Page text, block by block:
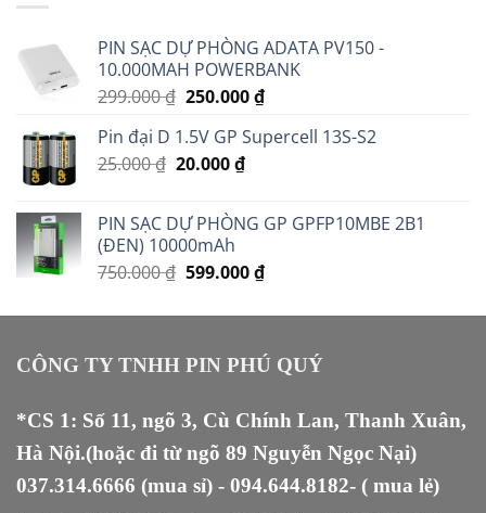
PIN SẠC DỰ PHÒNG ADATA PV150 -
10.000MAH POWERBANK
299.000₫ Giá
là:
299.000 ₫.
250.000₫Giá
tại
Pin đại D 1.5V GP Supercell 13S-S2
25.000₫ Giá
25.000 ₫.
20.000₫Giá
là:
PIN SẠC DỰ PHÒNG GP GPFP10MBE 2B1
(ĐEN) 10000mAh
750.000₫ Giá
là:
599.000₫Giá
tại
599.000 ₫.
CÔNG TY TNHH PIN PHÚ QUÝ
*CS 1: Số 11, ngõ 3, Cù Chính Lan, Thanh Xuân,
Hà Nội.(hoặc đi từ ngõ 89 Nguyễn Ngọc Nại)
037.314.6666 (mua sỉ) - 094.644.8182- ( mua lẻ)